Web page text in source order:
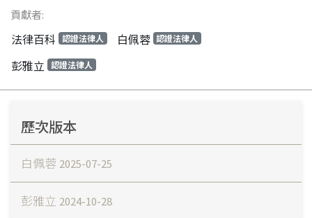
貢獻者:
法律百科 認證法律人 白佩蓉 認證法律人
彭雅立 認證法律人
歷次版本
白佩蓉 2025-07-25
彭雅立 2024-10-28